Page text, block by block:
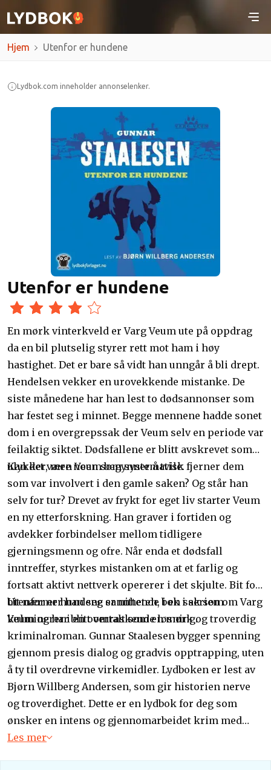
Hjem Utenfor er hundene
Lydbok.com inneholder annonselenker.
Utenfor er hundene
En mørk vinterkveld er Varg Veum ute på oppdrag
da en bil plutselig styrer rett mot ham i høy
hastighet. Det er bare så vidt han unngår å bli drept.
Hendelsen vekker en urovekkende mistanke. De
siste månedene har han lest to dødsannonser som
har festet seg i minnet. Begge mennene hadde sonet
dom i en overgrepssak der Veum selv en periode var
feilaktig siktet. Dødsfallene er blitt avskrevet som
ulykker, men Veum begynner å tvile.
Kan det være noen som systematisk fjerner dem
som var involvert i den gamle saken? Og står han
selv for tur? Drevet av frykt for eget liv starter Veum
en ny etterforskning. Han graver i fortiden og
avdekker forbindelser mellom tidligere
gjerningsmenn og ofre. Når enda et dødsfall
inntreffer, styrkes mistanken om at et farlig og
fortsatt aktivt nettverk opererer i det skjulte. Bit for
bit nærmer han seg sannheten, i en sak som
kulminerer i en overraskende løsning.
Utenfor er hundene er nittende bok i serien om Varg
Veum og har blitt omtalt som en mørk og troverdig
kriminalroman. Gunnar Staalesen bygger spenning
gjennom presis dialog og gradvis opptrapping, uten
å ty til overdrevne virkemidler. Lydboken er lest av
Bjørn Willberg Andersen, som gir historien nerve
og troverdighet. Dette er en lydbok for deg som
ønsker en intens og gjennomarbeidet krim med
personlig risiko for hovedpersonen.
Les mer